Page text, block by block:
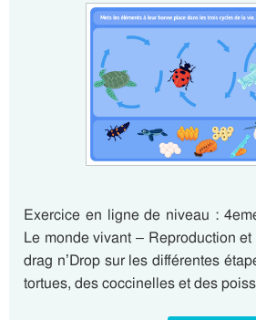
Exercice en ligne de niveau :
Le monde vivant – Reproduction
drag n’Drop sur les différentes
tortues, des coccinelles et des